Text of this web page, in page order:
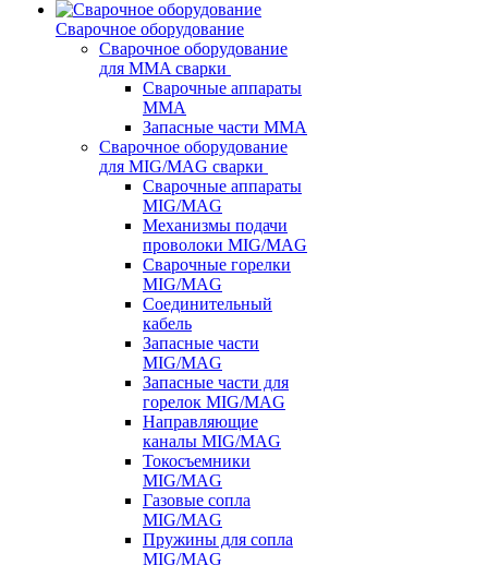
Сварочное оборудование
Сварочное оборудование
для MMA сварки
Сварочные аппараты
MMA
Запасные части MMA
Сварочное оборудование
для MIG/MAG сварки
Сварочные аппараты
MIG/MAG
Механизмы подачи
проволоки MIG/MAG
Сварочные горелки
MIG/MAG
Соединительный
кабель
Запасные части
MIG/MAG
Запасные части для
горелок MIG/MAG
Направляющие
каналы MIG/MAG
Токосъемники
MIG/MAG
Газовые сопла
MIG/MAG
Пружины для сопла
MIG/MAG